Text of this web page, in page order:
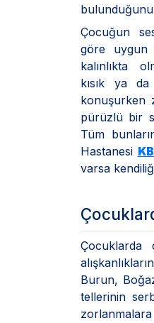
Çocuğun
göre uygun
kalınlıkta
kısık ya
konuşurken
pürüzlü bir
Tüm
Hastanesi
varsa
Çocuklarda
Burun,
tellerinin
zorlanmalara